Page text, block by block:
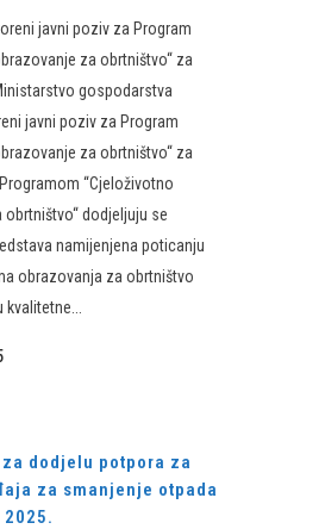
javni poziv za Program
za obrtništvo“ za
gospodarstva
javni poziv za Program
za obrtništvo“ za
“Cjeloživotno
dodjeljuju se
namijenjena poticanju
obrazovanja za obrtništvo
dodjelu potpora za
za smanjenje otpada